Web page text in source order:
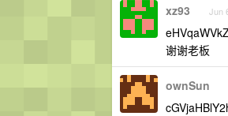
xz93 Jun
谢谢老板
ownSun